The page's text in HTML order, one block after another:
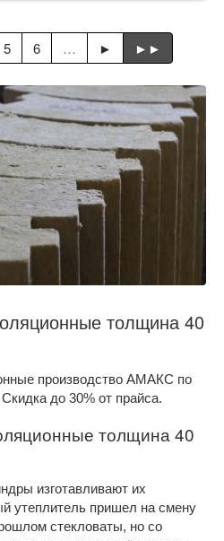
5 6 … ► ►►
толщина 40
производство АМАКС по
до 30% от прайса.
толщина 40
изготавливают их
утеплитель пришел на смену
стекловаты, но со